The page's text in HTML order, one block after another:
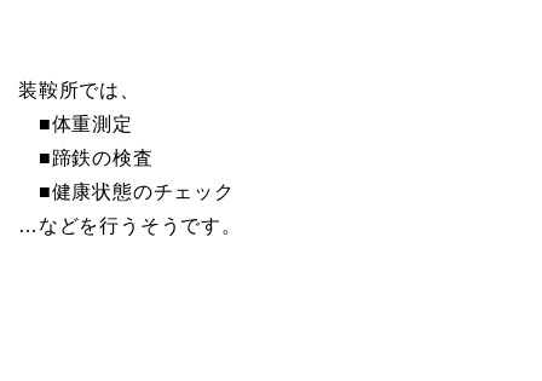
装鞍所では、
■体重測定
■蹄鉄の検査
■健康状態のチェック
…などを行うそうです。